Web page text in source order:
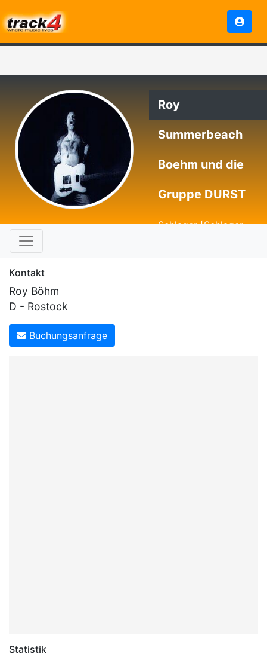
Roy
Summerbeach
Boehm und die
Gruppe DURST
Schlager [Schlager
Kontakt
Roy Böhm
D - Rostock
Buchungsanfrage
Statistik